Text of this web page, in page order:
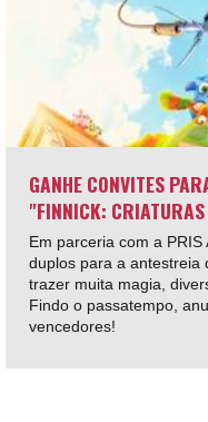
GANHE CONVITES
"FINNICK:
Em parceria com a
duplos para a antestreia
trazer muita magia,
Findo o passatempo,
vencedores!